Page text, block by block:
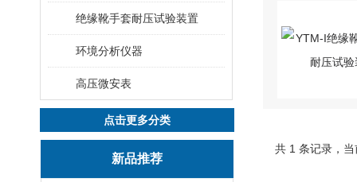
绝缘靴手套耐压试验装置
环境分析仪器
高压微安表
点击更多分类
新品推荐
共 1 条记录，